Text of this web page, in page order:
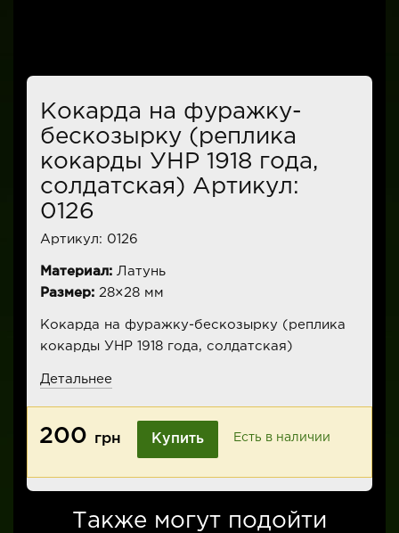
Кокарда на фуражку-
бескозырку (реплика
кокарды УНР 1918 года,
солдатская) Артикул:
0126
Артикул: 0126
Материал: Латунь
Размер: 28×28 мм
Кокарда на фуражку-бескозырку (реплика
кокарды УНР 1918 года, солдатская)
Детальнее
200 грн Купить Есть в наличии
Также могут подойти